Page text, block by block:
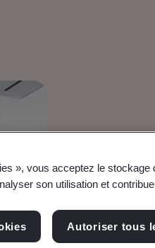
Dispositifs médicaux
», vous acceptez le stockage
son utilisation et
Autoriser tous